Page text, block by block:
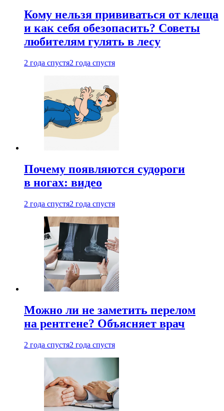
Кому нельзя прививаться от клеща
и как себя обезопасить? Советы
любителям гулять в лесу
2 года спустя2 года спустя
Почему появляются судороги
в ногах: видео
2 года спустя2 года спустя
Можно ли не заметить перелом
на рентгене? Объясняет врач
2 года спустя2 года спустя